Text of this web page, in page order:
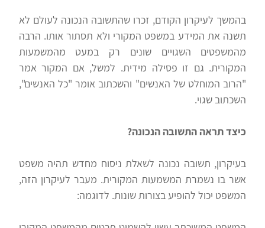
בהמשך לעיקרון הקודם, זכרו שהתשובה הנכונה לעולם לא
תשנה את המידע במשפט המקורי ולא תסתור אותו. הרבה
מהמשפטים השגויים שונים רק במעט מהמשמעות
המקורית. גם זו פסילה מידית. למשל, אם המקור אמר
"הרוב המוחלט של האנשים" והשכתוב אומר "כל האנשים",
השכתוב שגוי.
כיצד תראה התשובה הנכונה?
בעיקרון, תשובה נכונה לשאלת ניסוח מחדש תהיה משפט
אשר בו נשמרת המשמעות המקורית. מעבר לעיקרון הזה,
המשפט יכול להופיע בצורות שונות. לדוגמה: